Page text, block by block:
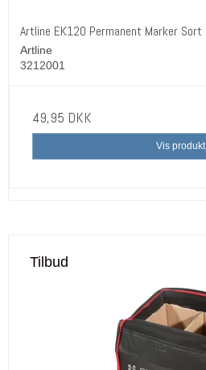
Artline EK120 Permanent Marker Sort
Artline
3212001
49,95 DKK
Vis produkt
Tilbud